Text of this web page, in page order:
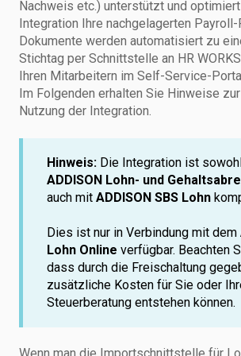
Nachweis etc.) unterstützt und
Integration Ihre nachgelagerten
Dokumente werden automatisiert zu
Stichtag per Schnittstelle an HR
Ihren Mitarbeitern im Self-Service-
Im Folgenden erhalten Sie Hinweise
Nutzung der Integration.
Hinweis: Die Integration ist
ADDISON Lohn- und
auch mit ADDISON SBS Lohn
Dies ist nur in Verbindung mit dem
Lohn Online verfügbar. Beachten
dass durch die Freischaltung
zusätzliche Kosten für Sie oder
Steuerberatung entstehen können.